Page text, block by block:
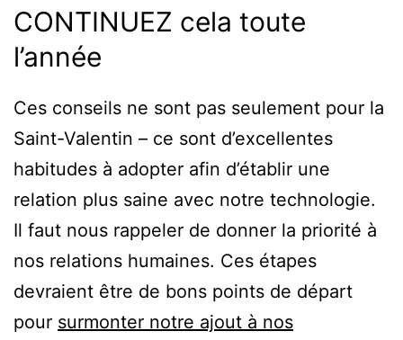
CONTINUEZ cela toute
l’année
Ces conseils ne sont pas seulement pour la
Saint-Valentin – ce sont d’excellentes
habitudes à adopter afin d’établir une
relation plus saine avec notre technologie.
Il faut nous rappeler de donner la priorité à
nos relations humaines. Ces étapes
devraient être de bons points de départ
pour surmonter notre ajout à nos